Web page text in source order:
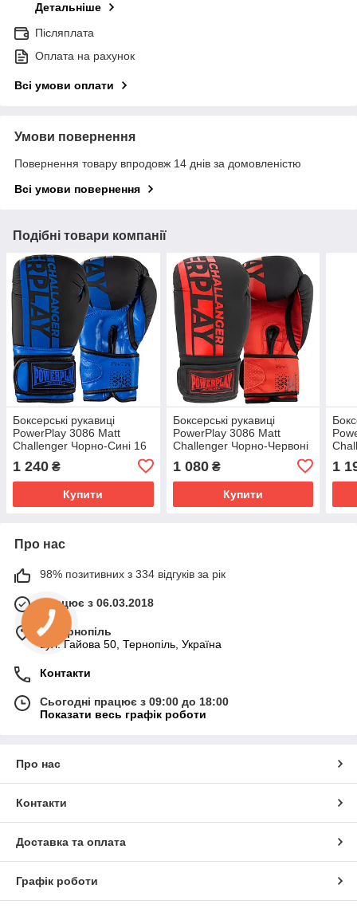
Детальніше
Післяплата
Оплата на рахунок
Всі умови оплати
Умови повернення
Повернення товару впродовж 14 днів за домовленістю
Всі умови повернення
Подібні товари компанії
Боксерські рукавиці
PowerPlay 3086 Matt
Challenger Чорно-Сині 16
1 240 ₴
Купити
Боксерські рукавиці
PowerPlay 3086 Matt
Challenger Чорно-Червоні
1 080₴
Купити
1
Про нас
98% позитивних з 334 відгуків за рік
Працює з 06.03.2018
м. Тернопіль
вул. Гайова 50, Тернопіль, Україна
Контакти
Сьогодні працює з 09:00 до 18:00
Показати весь графік роботи
Про нас
Контакти
Доставка та оплата
Графік роботи